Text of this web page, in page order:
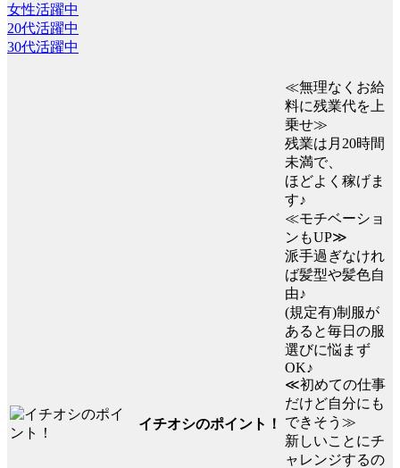
女性活躍中
20代活躍中
30代活躍中
イチオシのポイント！
≪無理なくお給
料に残業代を上
乗せ≫
残業は月20時間
未満で、
ほどよく稼げま
す♪
≪モチベーショ
ンもUP≫
派手過ぎなけれ
ば髪型や髪色自
由♪
(規定有)制服が
あると毎日の服
選びに悩まず
OK♪
≪初めての仕事
だけど自分にも
できそう≫
新しいことにチ
ャレンジするの